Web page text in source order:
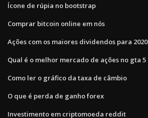
Ícone de rúpia no bootstrap
Comprar bitcoin online em nós
Ações com os maiores dividendos para 2020
Qual é o melhor mercado de ações no gta 5
Como ler o gráfico da taxa de câmbio
O que é perda de ganho forex
Investimento em criptomoeda reddit